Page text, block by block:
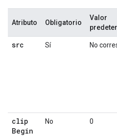
Atributo Obligatorio
Valor
src Sí No
clip
Begin
No 0